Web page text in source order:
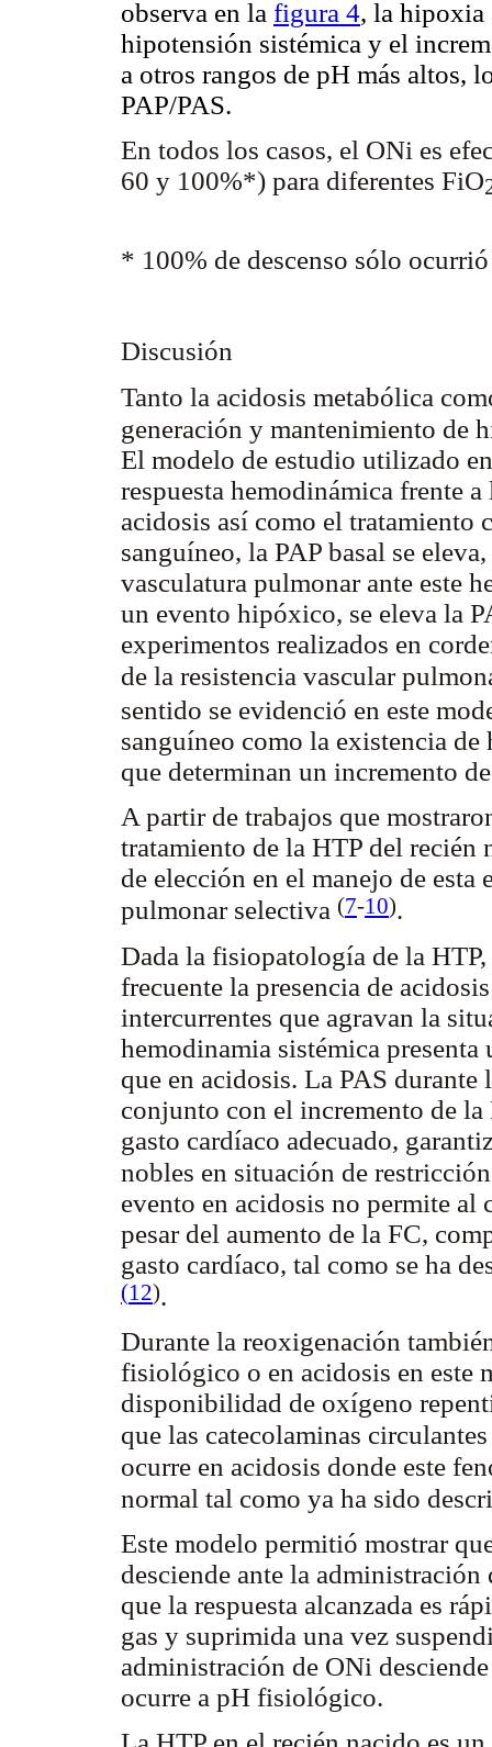
observa en la figura 4, la hipoxia
hipotensión sistémica y el
a otros rangos de pH más altos,
PAP/PAS.
En todos los casos, el ONi es
60 y 100%*) para diferentes FiO
* 100% de descenso sólo
Discusión
Tanto la acidosis metabólica
generación y mantenimiento de
El modelo de estudio utilizado
respuesta hemodinámica frente
acidosis así como el
sanguíneo, la PAP basal se
vasculatura pulmonar ante este
un evento hipóxico, se eleva la
experimentos realizados en
de la resistencia vascular
sentido se evidenció en este
sanguíneo como la existencia
que determinan un incremento
A partir de trabajos que
tratamiento de la HTP del recién
de elección en el manejo de
pulmonar selectiva (7-10).
Dada la fisiopatología de la
frecuente la presencia de
intercurrentes que agravan la
hemodinamia sistémica
que en acidosis. La PAS
conjunto con el incremento de
gasto cardíaco adecuado,
nobles en situación de
evento en acidosis no permite al
pesar del aumento de la FC,
gasto cardíaco, tal como se ha
(12).
Durante la reoxigenación
fisiológico o en acidosis en
disponibilidad de oxígeno
que las catecolaminas
ocurre en acidosis donde este
normal tal como ya ha sido
Este modelo permitió mostrar
desciende ante la
que la respuesta alcanzada es
gas y suprimida una vez
administración de ONi
ocurre a pH fisiológico.